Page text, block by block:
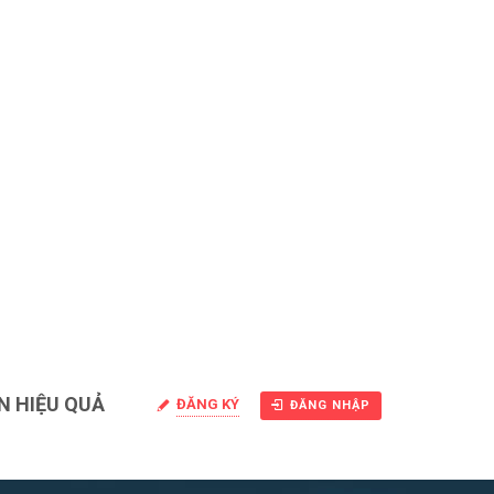
HIỆU QUẢ ĐĂNG KÝ ĐĂNG NHẬP